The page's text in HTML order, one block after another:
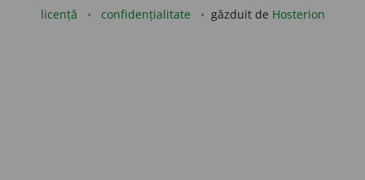
licență confidențialitate găzduit de Hosterion